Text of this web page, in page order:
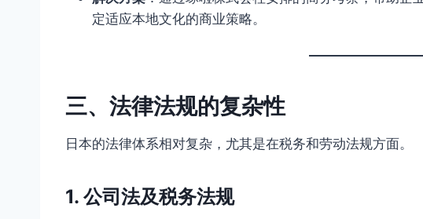
定适应本地文化的商业策略。
三、法律法规的复杂性
日本的法律体系相对复杂，尤其是在税务和劳动法规方面。
1. 公司法及税务法规